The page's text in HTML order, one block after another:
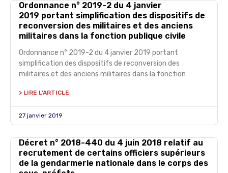
Ordonnance n° 2019-2 du 4 janvier
2019 portant simplification des dispositifs de
reconversion des militaires et des anciens
militaires dans la fonction publique civile
Ordonnance n° 2019-2 du 4 janvier 2019 portant
simplification des dispositifs de reconversion des
militaires et des anciens militaires dans la fonction
> LIRE L'ARTICLE
27 janvier 2019
Décret n° 2018-440 du 4 juin 2018 relatif au
recrutement de certains officiers supérieurs
de la gendarmerie nationale dans le corps des